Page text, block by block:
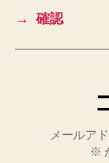
→
確認
メールア
※